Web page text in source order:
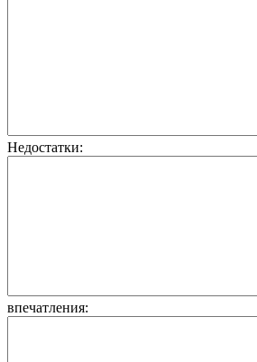
Недостатки:
впечатления: